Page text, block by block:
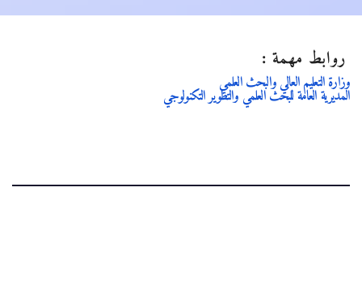
روابط مهمة :
وزارة التعليم العالي والبحث العلمي
المديرية العامة للبحث العلمي والتطوير التكنولوجي